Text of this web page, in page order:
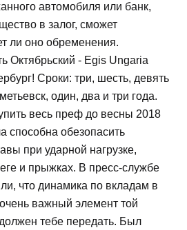
автомобиля или банк,
в залог, сможет
ли оно обременения.
Октябрьский - Egis Ungaria
Сроки: три, шесть, девять
один, два и три года.
весь преф до весны 2018
способна обезопасить
при ударной нагрузке,
и прыжках. В пресс-службе
что динамика по вкладам в
важный элемент той
тебе передать. Был